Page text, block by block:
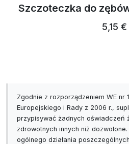
Szczoteczka do
5,15 €
Zgodnie z rozporządzeniem WE nr
Europejskiego i Rady z 2006 r.,
przypisywać żadnych oświadczeń
zdrowotnych innych niż
ogólnego działania